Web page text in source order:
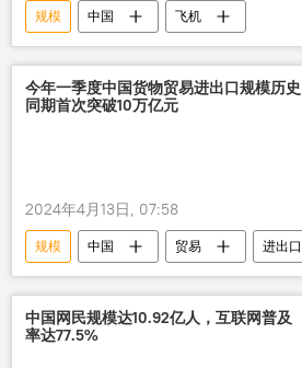
规模 中国 飞机
今年一季度中国货物贸易进出口规模历史
同期首次突破10万亿元
2024年4月13日, 07:58
规模 中国 贸易 进出口
中国网民规模达10.92亿人，互联网普及
率达77.5%